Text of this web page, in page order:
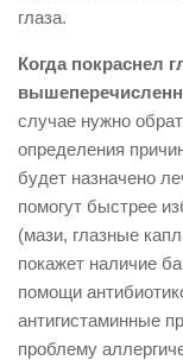
глаза.
Когда покраснел
случае нужно
определения
будет назначено
помогут быстрее
(мази, глазные
покажет наличие
помощи
антигистаминные
проблему